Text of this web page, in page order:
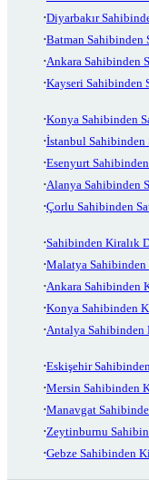
Diyarbakır
Batman Sahibinden
Ankara Sahibinden
Kayseri Sahibinden
Konya Sahibinden
İstanbul Sahibinden
Esenyurt
Alanya Sahibinden
Çorlu Sahibinden
Sahibinden Kiralık
Malatya Sahibinden
Ankara Sahibinden
Konya Sahibinden
Antalya Sahibinden
Eskişehir
Mersin Sahibinden
Manavgat
Zeytinburnu
Gebze Sahibinden